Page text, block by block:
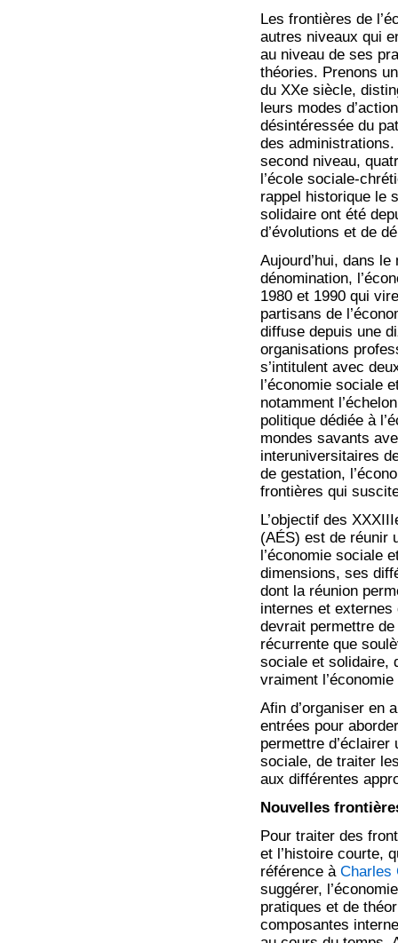
Les frontières de
autres niveaux qui
au niveau de ses
théories. Prenons
du XXe siècle,
leurs modes
désintéressée du
des
second niveau,
l’école sociale-
rappel historique le
solidaire ont été
d’évolutions et de
Aujourd’hui, dans
dénomination,
1980 et 1990 qui
partisans de
diffuse depuis une
organisations
s’intitulent avec
l’économie sociale
notamment
politique dédiée à
mondes savants
interuniversitaires
de gestation,
frontières qui
L’objectif des
(AÉS) est de réunir
l’économie sociale
dimensions, ses
dont la réunion
internes et
devrait permettre
récurrente que
sociale et solidaire,
vraiment
Afin d’organiser en
entrées pour
permettre
sociale, de traiter
aux différentes
Nouvelles
Pour traiter des
et l’histoire courte,
référence àCharles
suggérer,
pratiques et de
composantes